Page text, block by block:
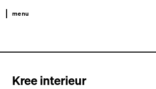
menu
productkompas
Kree interieur